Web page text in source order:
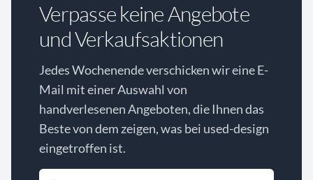
Verpasse keine Angebote
und Verkaufsaktionen
Jedes Wochenende verschicken wir eine E-
Mail mit einer Auswahl von
handverlesenen Angeboten, die Ihnen das
Beste von dem zeigen, was bei used-design
eingetroffen ist.